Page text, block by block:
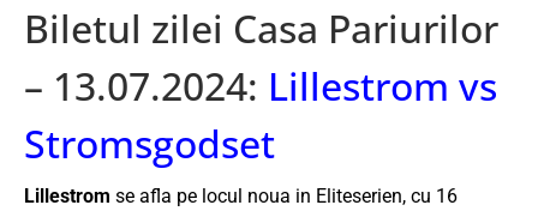
Biletul zilei Casa Pariurilor
– 13.07.2024: Lillestrom vs
Stromsgodset
Lillestrom se afla pe locul noua in Eliteserien, cu 16